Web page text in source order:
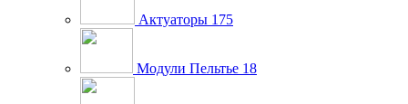
Актуаторы 175
Модули Пельтье 18